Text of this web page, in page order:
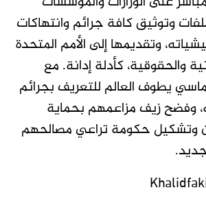
وتوثيق كافة جرائم وانتهاكات
وتقديمها إلى الأمم المتحدة
والحقوقية، كأدلة إدانة. مع
يطوف العالم للتعريف بجرائم
وفضح زيف مزاعمهم بحماية
وتشكيل حكومة تراعي مصالحهم